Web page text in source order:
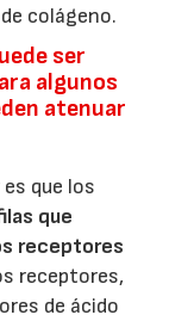
colágeno.
ser
algunos
atenuar
que los
que
receptores
receptores,
de ácido